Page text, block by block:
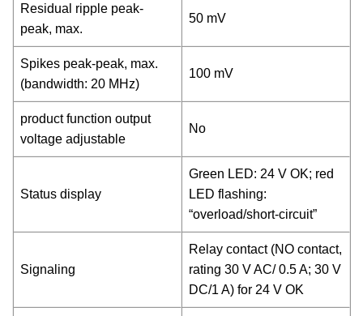
Residual ripple peak-
peak, max.
50 mV
Spikes peak-peak, max.
(bandwidth: 20 MHz)
100 mV
product function output
voltage adjustable
No
Status display
Green LED: 24 V OK; red
LED flashing:
“overload/short-circuit”
Signaling
Relay contact (NO contact,
rating 30 V AC/ 0.5 A; 30 V
DC/1 A) for 24 V OK